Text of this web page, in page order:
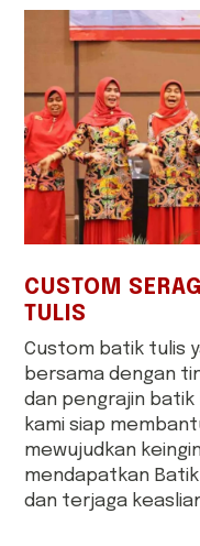
CUSTOM
TULIS
Custom batik tulis
bersama dengan
dan pengrajin
kami siap
mewujudkan
mendapatkan
dan terjaga